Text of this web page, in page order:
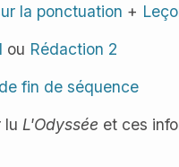
la ponctuation +
ou Rédaction 2
fin de séquence
lu L'Odyssée et ces